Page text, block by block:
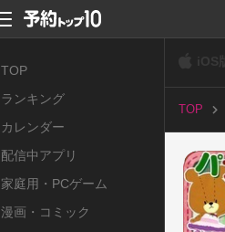
TOP
ランキング
カレンダー
配信中アプリ
家庭用・PCゲーム
漫画・コミック
TOP